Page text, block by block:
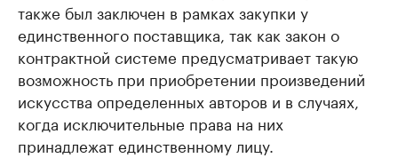
также был заключен в рамках закупки у
единственного поставщика, так как закон о
контрактной системе предусматривает такую
возможность при приобретении произведений
искусства определенных авторов и в случаях,
когда исключительные права на них
принадлежат единственному лицу.